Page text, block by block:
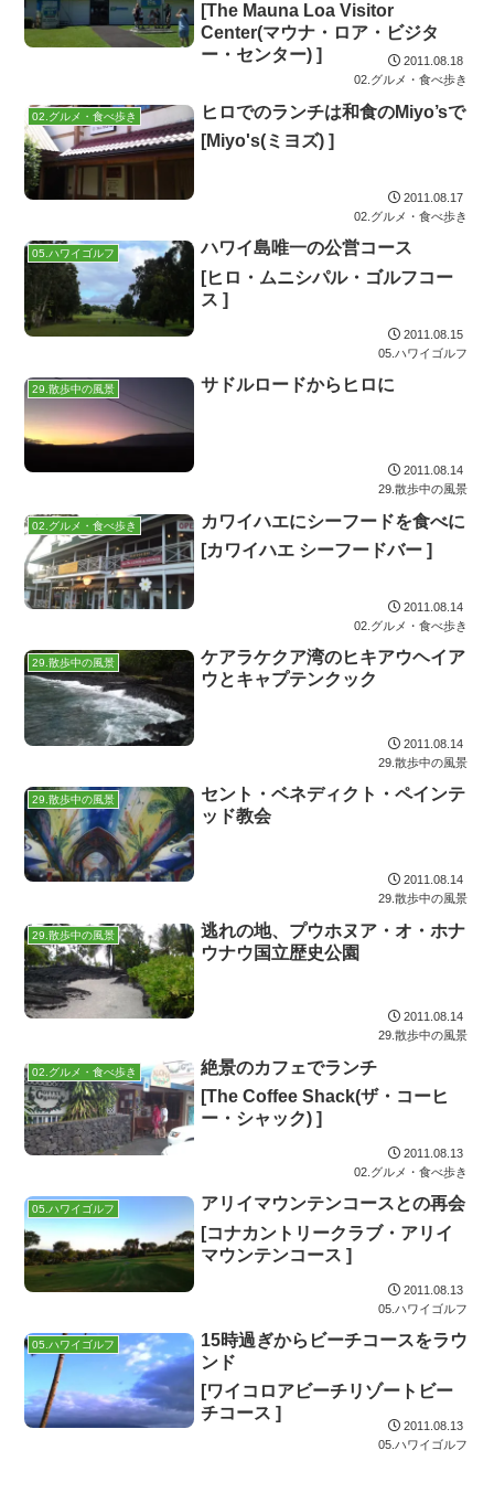
[The Mauna Loa Visitor
Center(マウナ・ロア・ビジタ
ー・センター) ]
2011.08.18
02.グルメ・食べ歩き
02.グルメ・食べ歩き
ヒロでのランチは和食のMiyo’sで
[Miyo's(ミヨズ) ]
2011.08.17
02.グルメ・食べ歩き
05.ハワイゴルフ
ハワイ島唯一の公営コース
[ヒロ・ムニシパル・ゴルフコー
ス ]
2011.08.15
05.ハワイゴルフ
29.散歩中の風景 サドルロードからヒロに
2011.08.14
29.散歩中の風景
02.グルメ・食べ歩き
カワイハエにシーフードを食べに
[カワイハエ シーフードバー ]
2011.08.14
02.グルメ・食べ歩き
29.散歩中の風景
ケアラケクア湾のヒキアウヘイア
ウとキャプテンクック
2011.08.14
29.散歩中の風景
29.散歩中の風景
セント・ベネディクト・ペインテ
ッド教会
2011.08.14
29.散歩中の風景
29.散歩中の風景
逃れの地、プウホヌア・オ・ホナ
ウナウ国立歴史公園
2011.08.14
29.散歩中の風景
02.グルメ・食べ歩き
絶景のカフェでランチ
[The Coffee Shack(ザ・コーヒ
ー・シャック) ]
2011.08.13
02.グルメ・食べ歩き
05.ハワイゴルフ
アリイマウンテンコースとの再会
[コナカントリークラブ・アリイ
マウンテンコース ]
2011.08.13
05.ハワイゴルフ
05.ハワイゴルフ
15時過ぎからビーチコースをラウ
ンド
[ワイコロアビーチリゾートビー
チコース ]
2011.08.13
05.ハワイゴルフ